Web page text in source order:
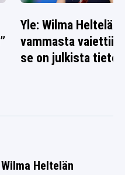
Yle: Wilma Heltelän
vammasta vaiettiin
se on julkista tietoa
Heltelän